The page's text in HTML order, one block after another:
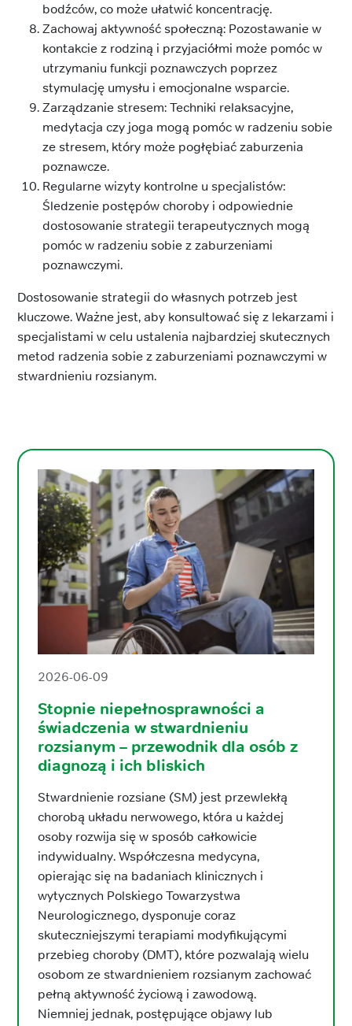
bodźców, co może ułatwić koncentrację.
Zachowaj aktywność społeczną: Pozostawanie w
kontakcie z rodziną i przyjaciółmi może pomóc w
utrzymaniu funkcji poznawczych poprzez
stymulację umysłu i emocjonalne wsparcie.
Zarządzanie stresem: Techniki relaksacyjne,
medytacja czy joga mogą pomóc w radzeniu sobie
ze stresem, który może pogłębiać zaburzenia
poznawcze.
Regularne wizyty kontrolne u specjalistów:
Śledzenie postępów choroby i odpowiednie
dostosowanie strategii terapeutycznych mogą
pomóc w radzeniu sobie z zaburzeniami
poznawczymi.
Dostosowanie strategii do własnych potrzeb jest
kluczowe. Ważne jest, aby konsultować się z lekarzami i
specjalistami w celu ustalenia najbardziej skutecznych
metod radzenia sobie z zaburzeniami poznawczymi w
stwardnieniu rozsianym.
2026-06-09
Stopnie niepełnosprawności a
świadczenia w stwardnieniu
rozsianym – przewodnik dla osób z
diagnozą i ich bliskich
Stwardnienie rozsiane (SM) jest przewlekłą
chorobą układu nerwowego, która u każdej
osoby rozwija się w sposób całkowicie
indywidualny. Współczesna medycyna,
opierając się na badaniach klinicznych i
wytycznych Polskiego Towarzystwa
Neurologicznego, dysponuje coraz
skuteczniejszymi terapiami modyfikującymi
przebieg choroby (DMT), które pozwalają wielu
osobom ze stwardnieniem rozsianym zachować
pełną aktywność życiową i zawodową.
Niemniej jednak, postępujące objawy lub